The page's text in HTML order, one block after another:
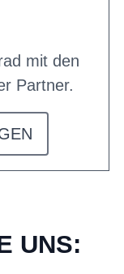
mit den
Partner.
UNS: